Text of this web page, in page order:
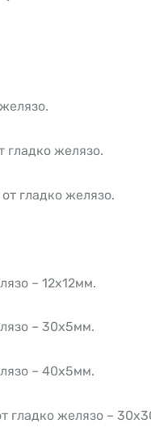
гладко желязо.
гладко желязо.
– 12х12мм.
– 30х5мм.
– 40х5мм.
гладко желязо –